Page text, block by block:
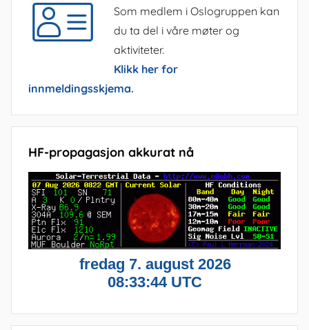
Som medlem i Oslogruppen kan
du ta del i våre møter og
aktiviteter.
Klikk her for
innmeldingsskjema.
HF-propagasjon akkurat nå